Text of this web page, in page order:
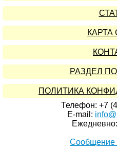
КАРТА
РАЗДЕЛ
ПОЛИТИКА
Телефон: +7
E-mail:
Сообщение